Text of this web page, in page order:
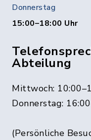
Donnerstag
15:00–18:00 Uhr
Abteilung
Mittwoch:
Donnerstag:
(Persönliche